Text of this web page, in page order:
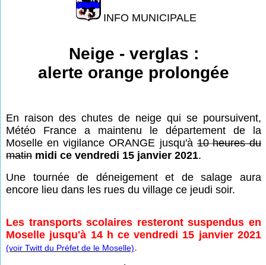
INFO MUNICIPALE
Neige - verglas :
alerte orange prolongée
En raison des chutes de neige qui se poursuivent,
Météo France a maintenu le département de la
Moselle en vigilance ORANGE jusqu'à10 heures du
matinmidi ce vendredi 15 janvier 2021.
Une tournée de déneigement et de salage aura
encore lieu dans les rues du village ce jeudi soir.
Les transports scolaires resteront suspendus en
Moselle jusqu'à 14 h ce vendredi 15 janvier 2021
(voir Twitt du Préfet de le Moselle).